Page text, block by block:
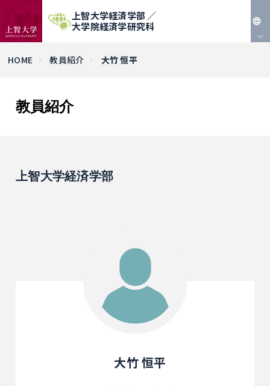
上智大学経済学部 ／
大学院経済学研究科
HOME 教員紹介 大竹 恒平
教員紹介
上智大学経済学部
大竹 恒平